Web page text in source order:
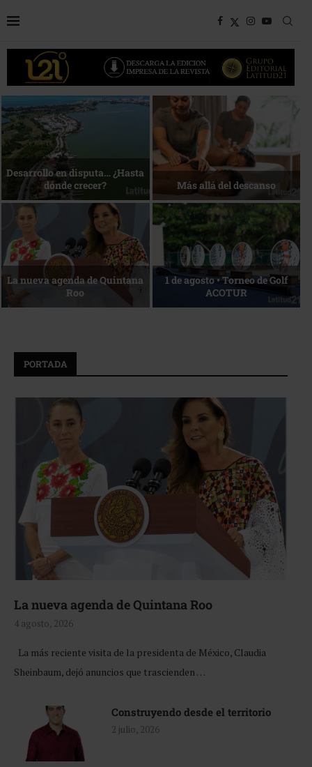
Bottega, un viaje servido a la
mesa
Energía que Impulsa la
competitividad
Reconocimiento de viajeros La esencia del servicio
PORTADA
La nueva agenda de Quintana Roo
4 agosto, 2026
La más reciente visita de la presidenta de México, Claudia
Sheinbaum, dejó anuncios que trascienden …
Construyendo desde el territorio
2 julio, 2026